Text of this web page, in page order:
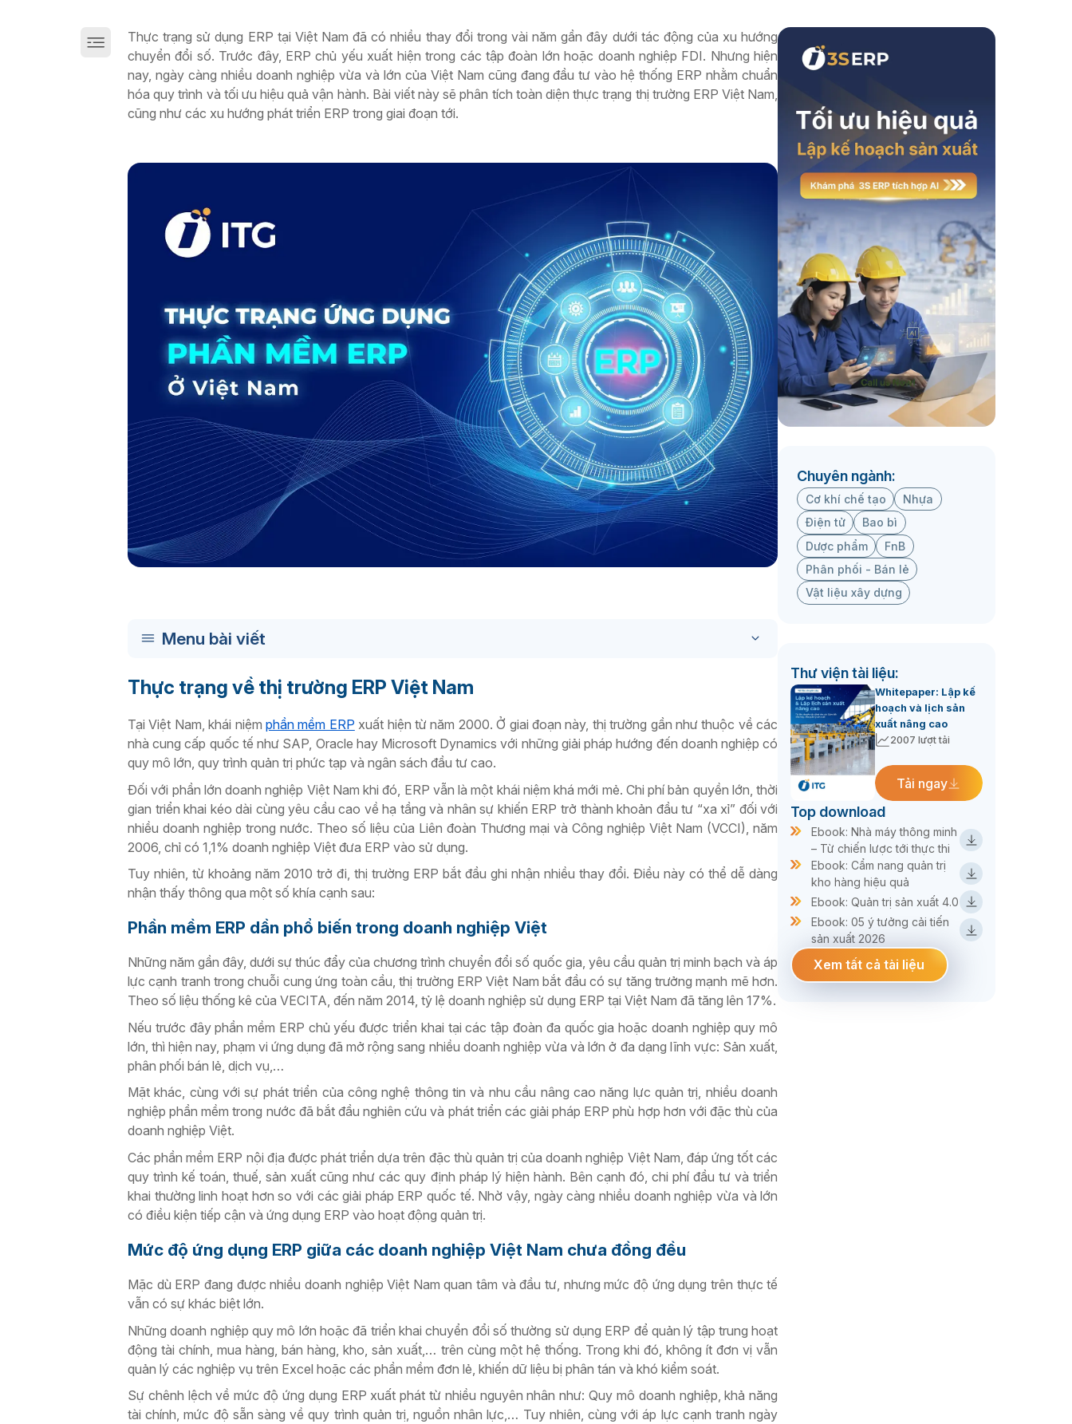
Xem thêm
Thực trạng sử dụng ERP tại Việt Nam đã có nhiều thay đổi trong vài năm gần đây dưới tác động của xu hướng
chuyển đổi số. Trước đây, ERP chủ yếu xuất hiện trong các tập đoàn lớn hoặc doanh nghiệp FDI. Nhưng hiện
nay, ngày càng nhiều doanh nghiệp vừa và lớn của Việt Nam cũng đang đầu tư vào hệ thống ERP nhằm chuẩn
hóa quy trình và tối ưu hiệu quả vận hành. Bài viết này sẽ phân tích toàn diện thực trạng thị trường ERP Việt Nam,
cũng như các xu hướng phát triển ERP trong giai đoạn tới.
Menu bài viết
Thực trạng về thị trường ERP Việt Nam
Tại Việt Nam, khái niệm phần mềm ERP xuất hiện từ năm 2000. Ở giai đoạn này, thị trường gần như thuộc về các
nhà cung cấp quốc tế như SAP, Oracle hay Microsoft Dynamics với những giải pháp hướng đến doanh nghiệp có
quy mô lớn, quy trình quản trị phức tạp và ngân sách đầu tư cao.
Đối với phần lớn doanh nghiệp Việt Nam khi đó, ERP vẫn là một khái niệm khá mới mẻ. Chi phí bản quyền lớn, thời
gian triển khai kéo dài cùng yêu cầu cao về hạ tầng và nhân sự khiến ERP trở thành khoản đầu tư “xa xỉ” đối với
nhiều doanh nghiệp trong nước. Theo số liệu của Liên đoàn Thương mại và Công nghiệp Việt Nam (VCCI), năm
2006, chỉ có 1,1% doanh nghiệp Việt đưa ERP vào sử dụng.
Tuy nhiên, từ khoảng năm 2010 trở đi, thị trường ERP bắt đầu ghi nhận nhiều thay đổi. Điều này có thể dễ dàng
nhận thấy thông qua một số khía cạnh sau:
Phần mềm ERP dần phổ biến trong doanh nghiệp Việt
Những năm gần đây, dưới sự thúc đẩy của chương trình chuyển đổi số quốc gia, yêu cầu quản trị minh bạch và áp
lực cạnh tranh trong chuỗi cung ứng toàn cầu, thị trường ERP Việt Nam bắt đầu có sự tăng trưởng mạnh mẽ hơn.
Theo số liệu thống kê của VECITA, đến năm 2014, tỷ lệ doanh nghiệp sử dụng ERP tại Việt Nam đã tăng lên 17%.
Nếu trước đây phần mềm ERP chủ yếu được triển khai tại các tập đoàn đa quốc gia hoặc doanh nghiệp quy mô
lớn, thì hiện nay, phạm vi ứng dụng đã mở rộng sang nhiều doanh nghiệp vừa và lớn ở đa dạng lĩnh vực: Sản xuất,
phân phối bán lẻ, dịch vụ,…
Mặt khác, cùng với sự phát triển của công nghệ thông tin và nhu cầu nâng cao năng lực quản trị, nhiều doanh
nghiệp phần mềm trong nước đã bắt đầu nghiên cứu và phát triển các giải pháp ERP phù hợp hơn với đặc thù của
doanh nghiệp Việt.
Các phần mềm ERP nội địa được phát triển dựa trên đặc thù quản trị của doanh nghiệp Việt Nam, đáp ứng tốt các
quy trình kế toán, thuế, sản xuất cũng như các quy định pháp lý hiện hành. Bên cạnh đó, chi phí đầu tư và triển
khai thường linh hoạt hơn so với các giải pháp ERP quốc tế. Nhờ vậy, ngày càng nhiều doanh nghiệp vừa và lớn
có điều kiện tiếp cận và ứng dụng ERP vào hoạt động quản trị.
Mức độ ứng dụng ERP giữa các doanh nghiệp Việt Nam chưa đồng đều
Mặc dù ERP đang được nhiều doanh nghiệp Việt Nam quan tâm và đầu tư, nhưng mức độ ứng dụng trên thực tế
vẫn có sự khác biệt lớn.
Những doanh nghiệp quy mô lớn hoặc đã triển khai chuyển đổi số thường sử dụng ERP để quản lý tập trung hoạt
động tài chính, mua hàng, bán hàng, kho, sản xuất,… trên cùng một hệ thống. Trong khi đó, không ít đơn vị vẫn
quản lý các nghiệp vụ trên Excel hoặc các phần mềm đơn lẻ, khiến dữ liệu bị phân tán và khó kiểm soát.
Sự chênh lệch về mức độ ứng dụng ERP xuất phát từ nhiều nguyên nhân như: Quy mô doanh nghiệp, khả năng
tài chính, mức độ sẵn sàng về quy trình quản trị, nguồn nhân lực,… Tuy nhiên, cùng với áp lực cạnh tranh ngày
Chuyên ngành:
Cơ khí chế tạo
Nhựa
Điện tử
Bao bì
Dược phẩm
FnB
Phân phối - Bán lẻ
Vật liệu xây dựng
Thư viện tài liệu:
Whitepaper: Lập kế
hoạch và lịch sản
xuất nâng cao
2007 lượt tải
Tải ngay
Top download
Ebook: Nhà máy thông minh
– Từ chiến lược tới thực thi
Ebook: Cẩm nang quản trị
kho hàng hiệu quả
Ebook: Quản trị sản xuất 4.0
Ebook: 05 ý tưởng cải tiến
sản xuất 2026
Xem tất cả tài liệu